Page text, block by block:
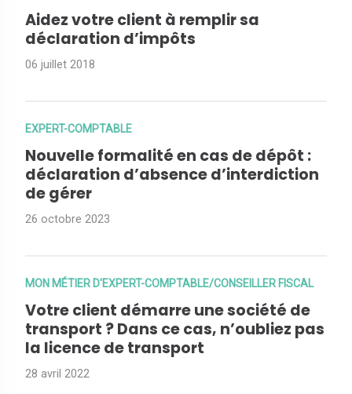
Aidez votre client à remplir sa
déclaration d’impôts
06 juillet 2018
EXPERT-COMPTABLE
Nouvelle formalité en cas de dépôt :
déclaration d’absence d’interdiction
de gérer
26 octobre 2023
MON MÉTIER D'EXPERT-COMPTABLE/CONSEILLER FISCAL
Votre client démarre une société de
transport ? Dans ce cas, n’oubliez pas
la licence de transport
28 avril 2022